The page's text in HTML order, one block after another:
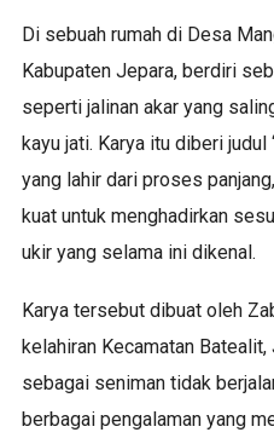
Di sebuah rumah di Desa
Kabupaten Jepara, berdiri
seperti jalinan akar yang
kayu jati. Karya itu diberi judul
yang lahir dari proses
kuat untuk menghadirkan
ukir yang selama ini dikenal.
Karya tersebut dibuat oleh
kelahiran Kecamatan
sebagai seniman tidak
berbagai pengalaman yang